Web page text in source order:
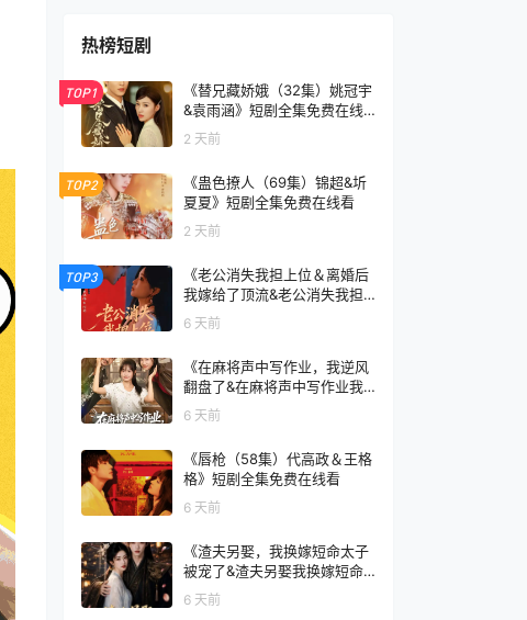
热榜短剧
TOP1
《替兄藏娇娥（32集）姚冠宇
&袁雨涵》短剧全集免费在线
看
2 天前
TOP2
《蛊色撩人（69集）锦超&圻
夏夏》短剧全集免费在线看
2 天前
TOP3
《老公消失我担上位＆离婚后
我嫁给了顶流&老公消失我担
上位离婚后我嫁给了顶流（76
集）李卓扬＆邓灵枢》短剧全
6 天前
《在麻将声中写作业，我逆风
翻盘了&在麻将声中写作业我
逆风翻盘了（60集）张颖菲＆
胡文乐》短剧全集免费在线看
6 天前
《唇枪（58集）代高政＆王格
格》短剧全集免费在线看
6 天前
《渣夫另娶，我换嫁短命太子
被宠了&渣夫另娶我换嫁短命
太子被宠了（77集）AI短剧》
短剧全集免费在线看
6 天前